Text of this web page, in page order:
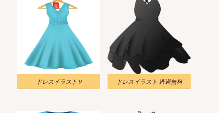
ドレスイラスト 9 ドレスイラスト 透過無料